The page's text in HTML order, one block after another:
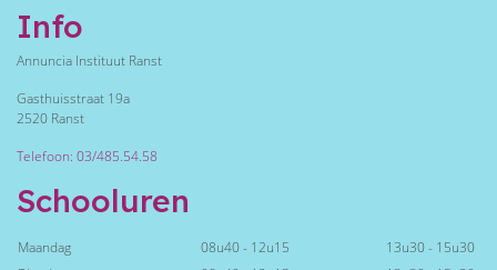
Info
Annuncia Instituut Ranst
Gasthuisstraat 19a
2520 Ranst
Telefoon: 03/485.54.58
Schooluren
Maandag 08u40 - 12u15
13u30 - 15u30